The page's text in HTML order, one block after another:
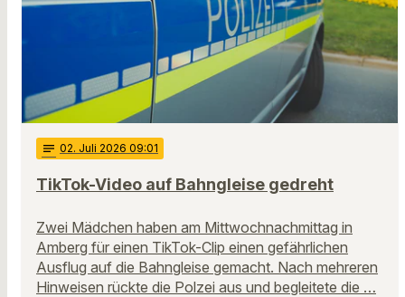
notes 02. Juli 2026 09:01
TikTok-Video auf Bahngleise gedreht
Zwei Mädchen haben am Mittwochnachmittag in
Amberg für einen TikTok-Clip einen gefährlichen
Ausflug auf die Bahngleise gemacht. Nach mehreren
Hinweisen rückte die Polzei aus und begleitete die …